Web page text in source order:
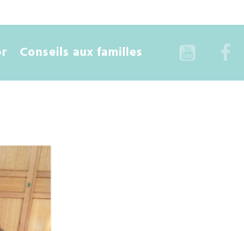
Conseils aux familles